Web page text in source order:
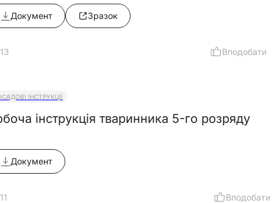
Документ Зразок
13 Вподобати
ІНСТРУКЦІЇ
інструкція тваринника 5-го розряду
Документ
11 Вподобати